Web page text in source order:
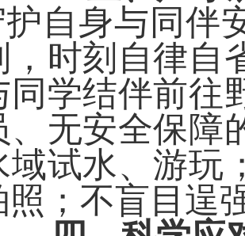
护自身与同伴
，时刻自律自
同学结伴前往
、无安全保障
域试水、游玩
照；不盲目逞